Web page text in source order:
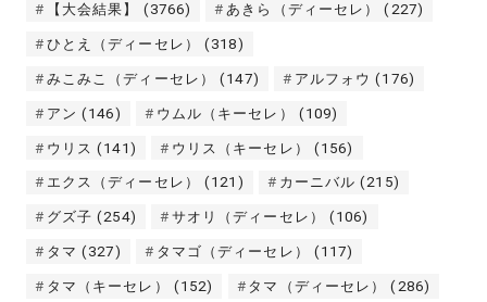
【大会結果】 (3766) あきら（ディーセレ） (227)
ひとえ（ディーセレ） (318)
みこみこ（ディーセレ） (147) アルフォウ (176)
アン (146) ウムル（キーセレ） (109)
ウリス (141) ウリス（キーセレ） (156)
エクス（ディーセレ） (121) カーニバル (215)
グズ子 (254) サオリ（ディーセレ） (106)
タマ (327) タマゴ（ディーセレ） (117)
タマ（キーセレ） (152) タマ（ディーセレ） (286)